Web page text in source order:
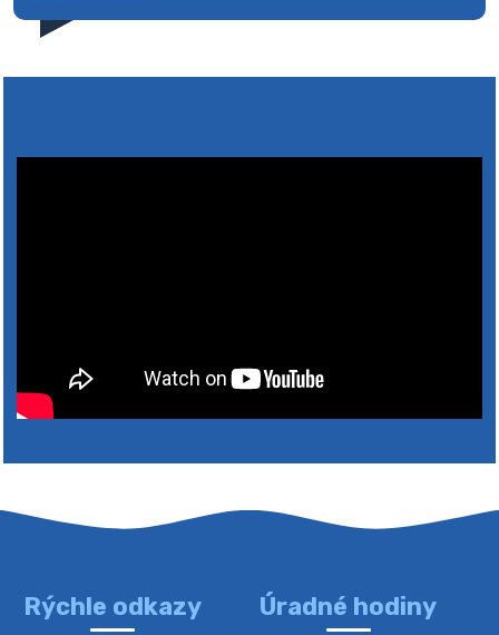
5. augusta 2026 08:41
4. augusta 2026 10:05
Rýchle odkazy Úradné hodiny